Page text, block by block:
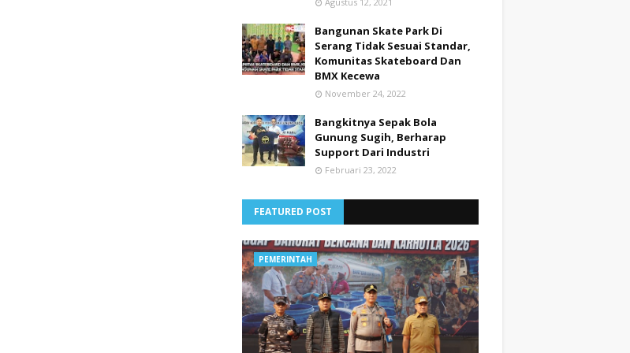
Bangunan Skate Park Di
Serang Tidak Sesuai Standar,
Komunitas Skateboard Dan
BMX Kecewa
November 24, 2022
Bangkitnya Sepak Bola
Gunung Sugih, Berharap
Support Dari Industri
Februari 23, 2022
FEATURED POST
PEMERINTAH